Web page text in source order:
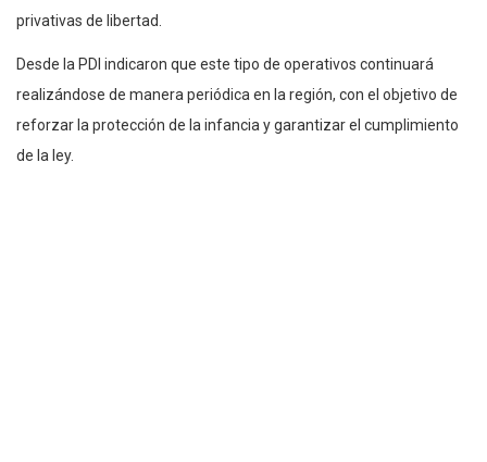
privativas de libertad.
Desde la PDI indicaron que este tipo de operativos continuará
realizándose de manera periódica en la región, con el objetivo de
reforzar la protección de la infancia y garantizar el cumplimiento
de la ley.